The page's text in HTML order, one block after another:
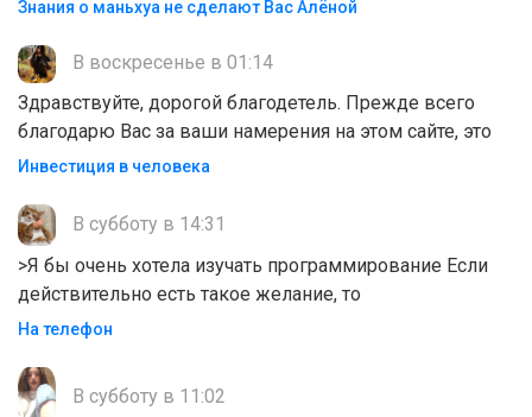
Знания о маньхуа не сделают Вас Алëной
В воскресенье в 01:14
Здравствуйте, дорогой благодетель. Прежде всего
благодарю Вас за ваши намерения на этом сайте, это
Инвестиция в человека
В субботу в 14:31
>Я бы очень хотела изучать программирование Если
действительно есть такое желание, то
На телефон
В субботу в 11:02